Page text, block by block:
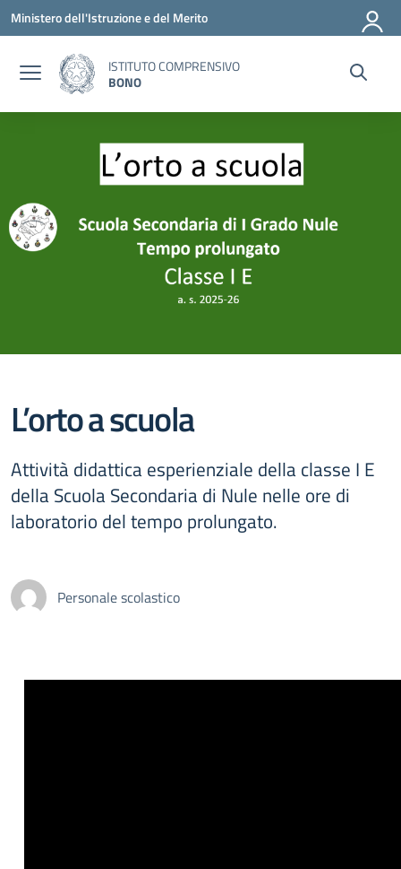
Vai ai contenuti
Vai al menu di navigazione
Vai al footer
Ministero dell'Istruzione e del Merito
ISTITUTO COMPRENSIVO
BONO
L’orto a scuola
Attività didattica esperienziale della classe I E
della Scuola Secondaria di Nule nelle ore di
laboratorio del tempo prolungato.
Personale scolastico